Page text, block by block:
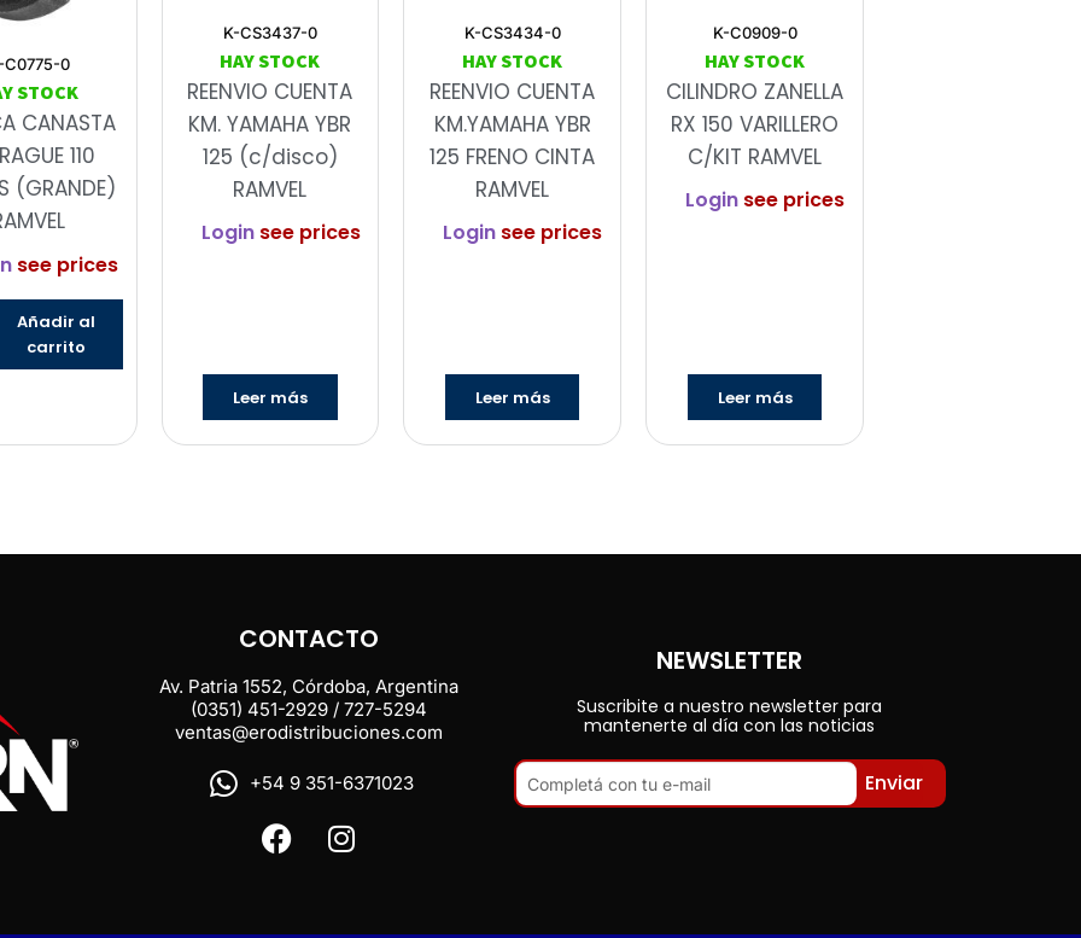
C0775-0
STOCK
CANASTA
110
(GRANDE)
see prices
Añadir al
carrito
K-CS3437-0
HAY STOCK
REENVIO CUENTA
KM. YAMAHA YBR
125 (c/disco)
RAMVEL
Loginsee prices
Leer más
K-CS3434-0
HAY STOCK
REENVIO CUENTA
KM.YAMAHA YBR
125 FRENO CINTA
RAMVEL
Login see prices
Leer más
K-C0909-0
HAY STOCK
CILINDRO ZANELLA
RX 150 VARILLERO
C/KIT RAMVEL
Login see prices
Leer más
CONTACTO
Av. Patria 1552, Córdoba, Argentina
(0351) 451-2929 / 727-5294
ventas@erodistribuciones.com
+54 9 351-6371023
NEWSLETTER
Suscribite a nuestro newsletter para
mantenerte al día con las noticias
Enviar